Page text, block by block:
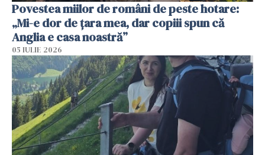
Povestea miilor de români de peste hotare:
„Mi-e dor de țara mea, dar copiii spun că
Anglia e casa noastră”
05 IULIE 2026